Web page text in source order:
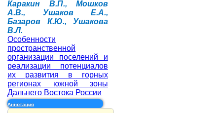
Каракин В.П., Мошков
А.В., Ушаков Е.А.,
Базаров К.Ю., Ушакова
В.Л.
Особенности
пространственной
организации поселений и
реализации потенциалов
их развития в горных
регионах южной зоны
Дальнего Востока России
Аннотация